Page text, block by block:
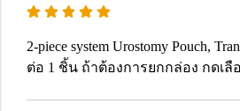
2-piece system Urostomy Pouch,
ต่อ 1 ชิ้น ถ้าต้องการยกกล่อง กดเลื